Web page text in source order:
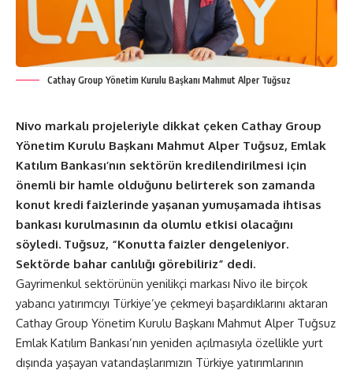
Cathay Group Yönetim Kurulu Başkanı Mahmut Alper Tuğsuz
Nivo markalı projeleriyle dikkat çeken Cathay Group
Yönetim Kurulu Başkanı Mahmut Alper Tuğsuz, Emlak
Katılım Bankası’nın sektörün kredilendirilmesi için
önemli bir hamle olduğunu belirterek son zamanda
konut kredi faizlerinde yaşanan yumuşamada ihtisas
bankası kurulmasının da olumlu etkisi olacağını
söyledi. Tuğsuz, “Konutta faizler dengeleniyor.
Sektörde bahar canlılığı görebiliriz” dedi.
Gayrimenkul sektörünün yenilikçi markası Nivo ile birçok
yabancı yatırımcıyı Türkiye’ye çekmeyi başardıklarını aktaran
Cathay Group Yönetim Kurulu Başkanı Mahmut Alper Tuğsuz
Emlak Katılım Bankası’nın yeniden açılmasıyla özellikle yurt
dışında yaşayan vatandaşlarımızın Türkiye yatırımlarının